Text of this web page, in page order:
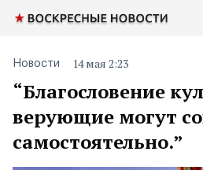
“Благословение
верующие могут
самостоятельно.”
Новости 14 мая 2:23